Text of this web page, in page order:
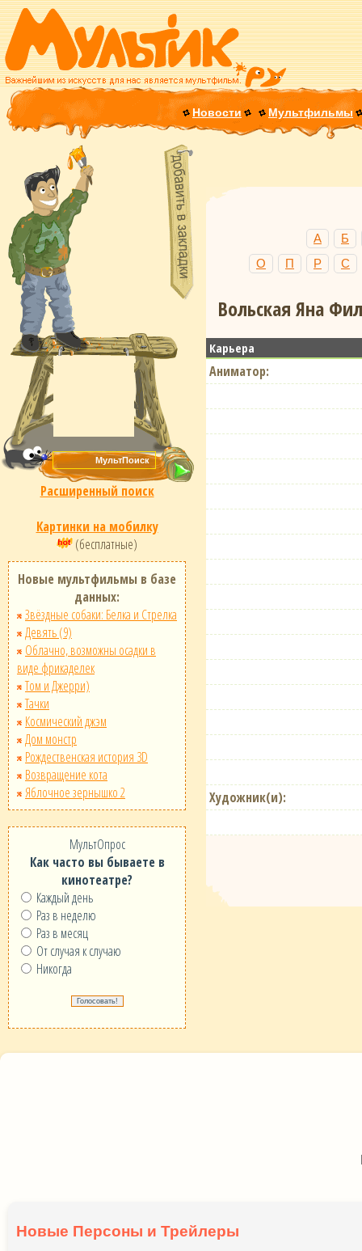
Новости Мультфильмы
Расширенный поиск
Картинки на мобилку
(бесплатные)
Новые мультфильмы в базе
данных:
Звёздные собаки: Белка и Стрелка
Девять (9)
Облачно, возможны осадки в
виде фрикаделек
Том и Джерри)
Тачки
Космический джэм
Дом монстр
Рождественская история 3D
Возвращение кота
Яблочное зернышко 2
МультОпрос
Как часто вы бываете в
кинотеатре?
Каждый день
Раз в неделю
Раз в месяц
От случая к случаю
Никогда
А
Б
О
П Р С
Вольская Яна
Карьера
Аниматор:
Художник(и):
Новые Персоны и Трейлеры